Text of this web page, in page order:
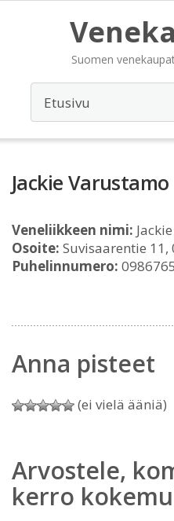
Suomen
Jackie Varustamo
Veneliikkeen nimi:
Osoite: Suvisaarentie 11,
Puhelinnumero:
Anna pisteet
(ei vielä ääniä)
Arvostele,
kerro